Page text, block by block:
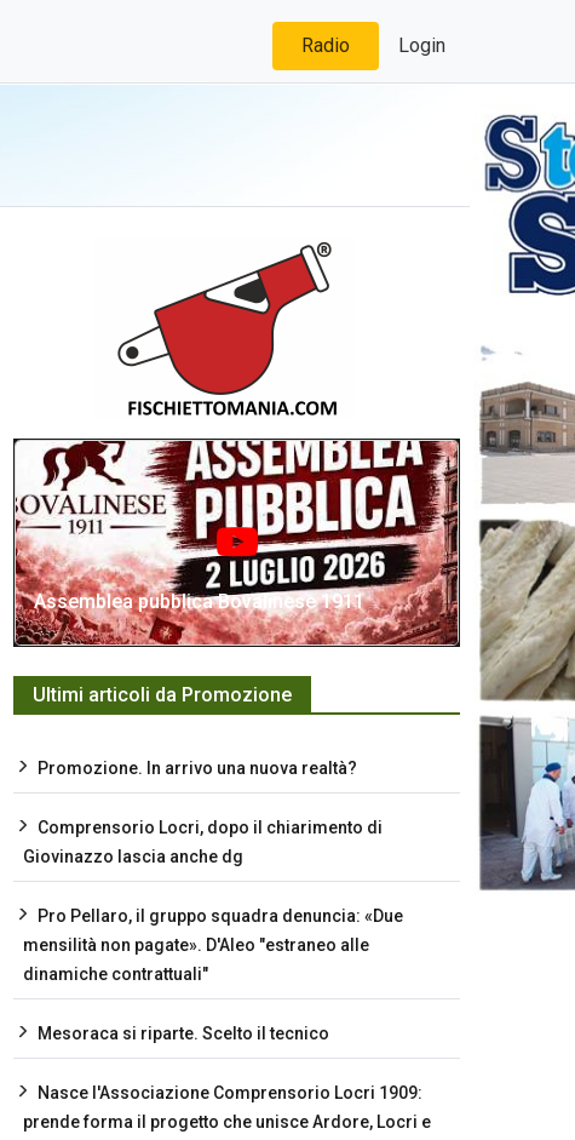
Radio Login
Assemblea pubblica Bovalinese 1911
Ultimi articoli da Promozione
Promozione. In arrivo una nuova realtà?
Comprensorio Locri, dopo il chiarimento di
Giovinazzo lascia anche dg
Pro Pellaro, il gruppo squadra denuncia: «Due
mensilità non pagate». D'Aleo "estraneo alle
dinamiche contrattuali"
Mesoraca si riparte. Scelto il tecnico
Nasce l'Associazione Comprensorio Locri 1909:
prende forma il progetto che unisce Ardore, Locri e